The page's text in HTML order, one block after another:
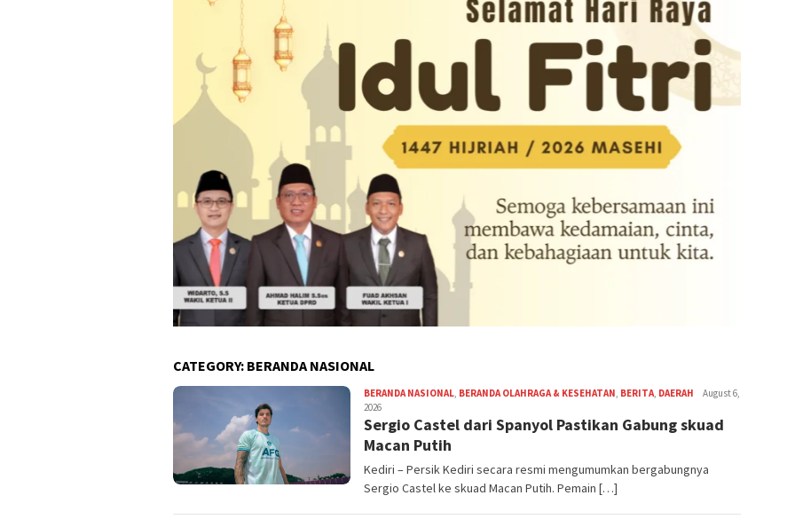
CATEGORY: BERANDA NASIONAL
BERANDA NASIONAL BERANDA OLAHRAGA & KESEHATAN BERITA DAERAH
Mahardika
August 6,
2026
Sergio Castel dari Spanyol Pastikan Gabung skuad
Macan Putih
Kediri – Persik Kediri secara resmi mengumumkan bergabungnya
Sergio Castel ke skuad Macan Putih. Pemain […]